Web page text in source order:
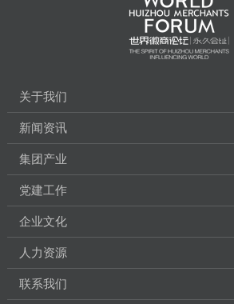
关于我们
新闻资讯
集团产业
党建工作
企业文化
人力资源
联系我们